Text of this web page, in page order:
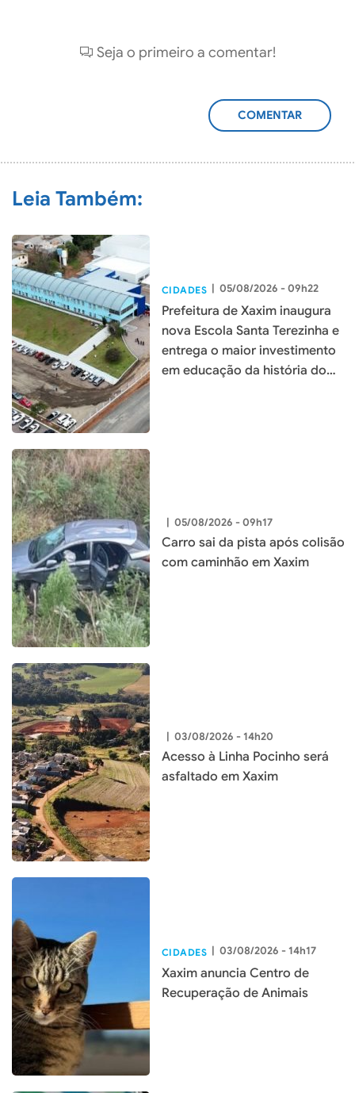
Seja o primeiro a comentar!
ADICIONAR
Leia Também:
CIDADES | 05/08/2026 - 09h22
Prefeitura de Xaxim inaugura
nova Escola Santa Terezinha e
entrega o maior investimento
em educação da história do
| 05/08/2026 - 09h17
Carro sai da pista após colisão
com caminhão em Xaxim
| 03/08/2026 - 14h20
Acesso à Linha Pocinho será
asfaltado em Xaxim
CIDADES | 03/08/2026 - 14h17
Xaxim anuncia Centro de
Recuperação de Animais